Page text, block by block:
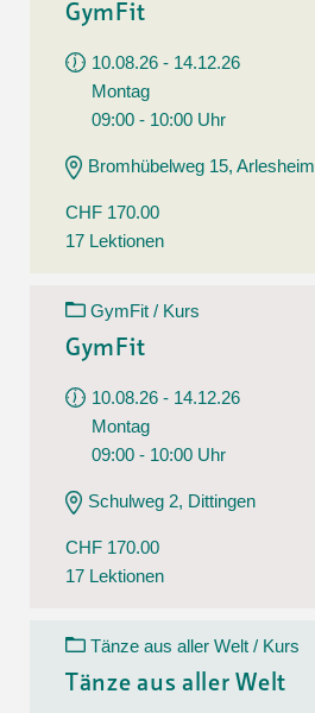
GymFit
10.08.26 - 14.12.26
Montag
09:00 - 10:00 Uhr
Bromhübelweg 15, Arlesheim
CHF 170.00
17 Lektionen
GymFit / Kurs
GymFit
10.08.26 - 14.12.26
Montag
09:00 - 10:00 Uhr
Schulweg 2, Dittingen
CHF 170.00
17 Lektionen
Tänze aus aller Welt / Kurs
Tänze aus aller Welt